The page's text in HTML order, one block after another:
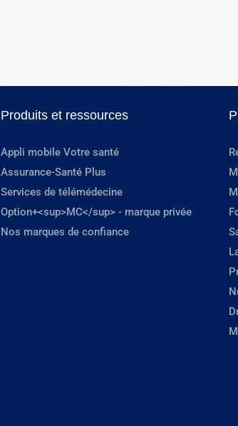
Produits et ressources
Appli mobile Votre santé
Assurance-Santé Plus
Services de télémédecine
Option+<sup>MC</sup> - marque privée
Nos marques de confiance